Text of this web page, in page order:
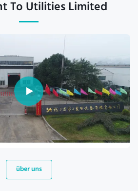
To Utilities Limited
über uns